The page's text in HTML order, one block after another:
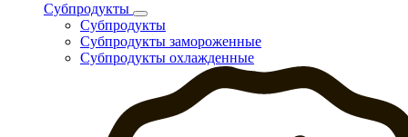
Субпродукты
Субпродукты
Субпродукты замороженные
Субпродукты охлажденные